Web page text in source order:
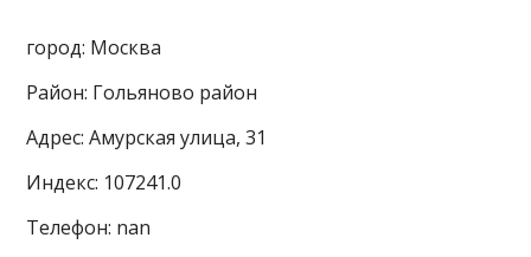
город: Москва
Район: Гольяново район
Адрес: Амурская улица, 31
Индекс: 107241.0
Телефон: nan